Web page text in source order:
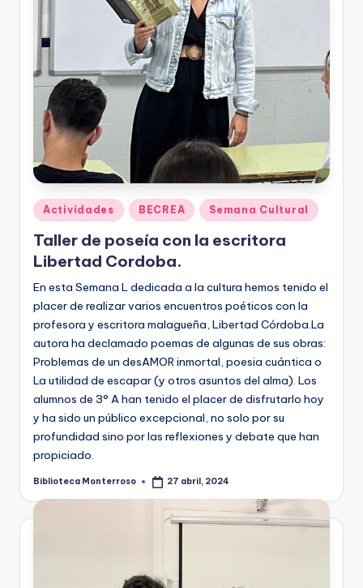
Publicado
en
Actividades BECREA Semana Cultural
Taller de poseía con la escritora
Libertad Cordoba.
En esta Semana L dedicada a la cultura hemos tenido el
placer de realizar varios encuentros poéticos con la
profesora y escritora malagueña, Libertad Córdoba.La
autora ha declamado poemas de algunas de sus obras:
Problemas de un desAMOR inmortal, poesia cuántica o
La utilidad de escapar (y otros asuntos del alma). Los
alumnos de 3° A han tenido el placer de disfrutarlo hoy
y ha sido un público excepcional, no solo por su
profundidad sino por las reflexiones y debate que han
propiciado.
Publicado
Biblioteca Monterroso 27 abril, 2024